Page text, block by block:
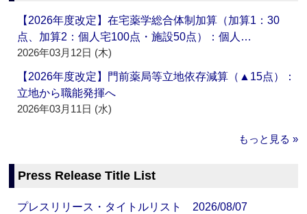
【2026年度改定】在宅薬学総合体制加算（加算1：30
点、加算2：個人宅100点・施設50点）：個人…
2026年03月12日 (木)
【2026年度改定】門前薬局等立地依存減算（▲15点）：
立地から職能発揮へ
2026年03月11日 (水)
もっと見る »
Press Release Title List
プレスリリース・タイトルリスト 2026/08/07